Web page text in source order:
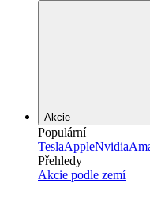
Akcie
Populární
TeslaAppleNvidia
Přehledy
Akcie podle zemí